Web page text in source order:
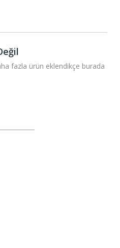
fazla ürün eklendikçe burada